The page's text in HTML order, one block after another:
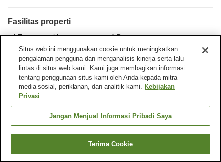
Fasilitas properti
Tempat parkir
Restoran
Bar
Laundry
Beranda Amerika Serikat California
County San Diego
San Diego
Bahia Resort Hotel
Cari kamar
Situs web ini menggunakan cookie untuk meningkatkan
pengalaman pengguna dan menganalisis kinerja serta lalu
lintas di situs web kami. Kami juga membagikan informasi
tentang penggunaan situs kami oleh Anda kepada mitra
media sosial, periklanan, dan analitik kami. Kebijakan
Privasi
Jangan Menjual Informasi Pribadi Saya
Terima Cookie